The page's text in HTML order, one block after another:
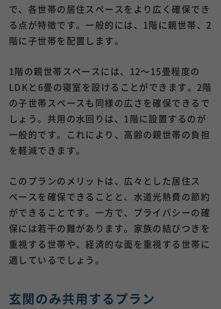
で、各世帯の居住スペースをより広く確保でき
る点が特徴です。一般的には、1階に親世帯、2
階に子世帯を配置します。
1階の親世帯スペースには、12～15畳程度の
LDKと6畳の寝室を設けることができます。2階
の子世帯スペースも同様の広さを確保できるで
しょう。共用の水回りは、1階に設置するのが
一般的です。これにより、高齢の親世帯の負担
を軽減できます。
このプランのメリットは、広々とした居住ス
ペースを確保できることと、水道光熱費の節約
ができることです。一方で、プライバシーの確
保には若干の難があります。家族の結びつきを
重視する世帯や、経済的な面を重視する世帯に
適しているでしょう。
玄関のみ共用するプラン